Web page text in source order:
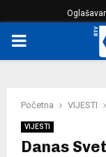
PRIMARY
Početna VIJESTI
VIJESTI
Danas